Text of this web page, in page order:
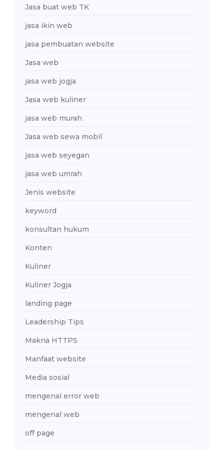
Jasa buat web TK
jasa ikin web
jasa pembuatan website
Jasa web
jasa web jogja
Jasa web kuliner
jasa web murah
Jasa web sewa mobil
jasa web seyegan
jasa web umrah
Jenis website
keyword
konsultan hukum
Konten
Kuliner
Kuliner Jogja
landing page
Leadership Tips
Makna HTTPS
Manfaat website
Media sosial
mengenal error web
mengenal web
off page